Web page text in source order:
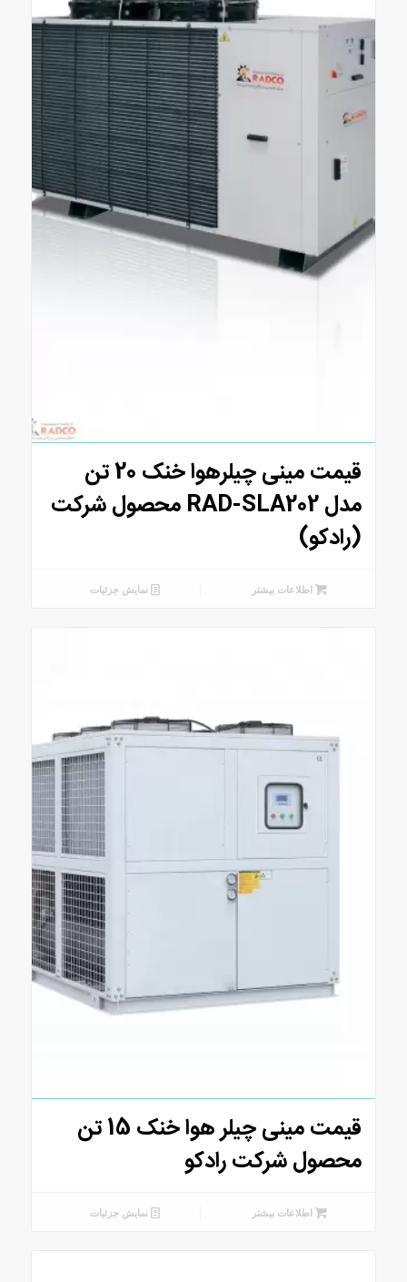
قیمت مینی چیلرهوا خنک 20 تن
مدل RAD-SLA202 محصول شرکت
(رادکو)
اطلاعات بیشتر نمایش جزئیات
قیمت مینی چیلر هوا خنک 15 تن
محصول شرکت رادکو
اطلاعات بیشتر نمایش جزئیات